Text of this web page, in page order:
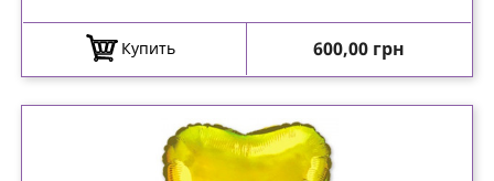
Купить Цена
600,00 грн